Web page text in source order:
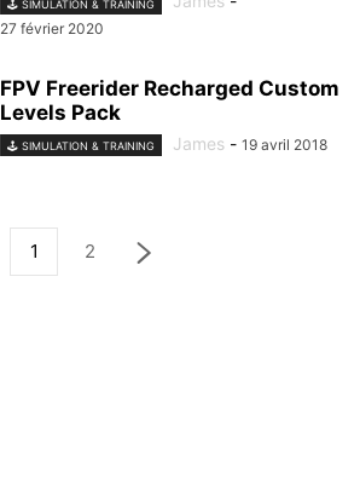
🕹️ SIMULATION & TRAINING
27 février 2020
FPV Freerider Recharged Custom
Levels Pack
🕹️ SIMULATION & TRAINING James - 19 avril 2018
1 2